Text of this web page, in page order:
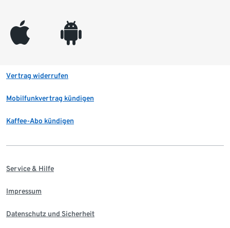
appleinc android
Vertrag widerrufen
Mobilfunkvertrag kündigen
Kaffee-Abo kündigen
Service & Hilfe
Impressum
Datenschutz und Sicherheit